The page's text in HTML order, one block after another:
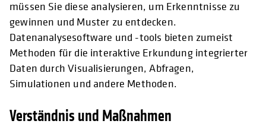
müssen Sie diese analysieren, um Erkenntnisse zu
gewinnen und Muster zu entdecken.
Datenanalysesoftware und -tools bieten zumeist
Methoden für die interaktive Erkundung integrierter
Daten durch Visualisierungen, Abfragen,
Simulationen und andere Methoden.
Verständnis und Maßnahmen